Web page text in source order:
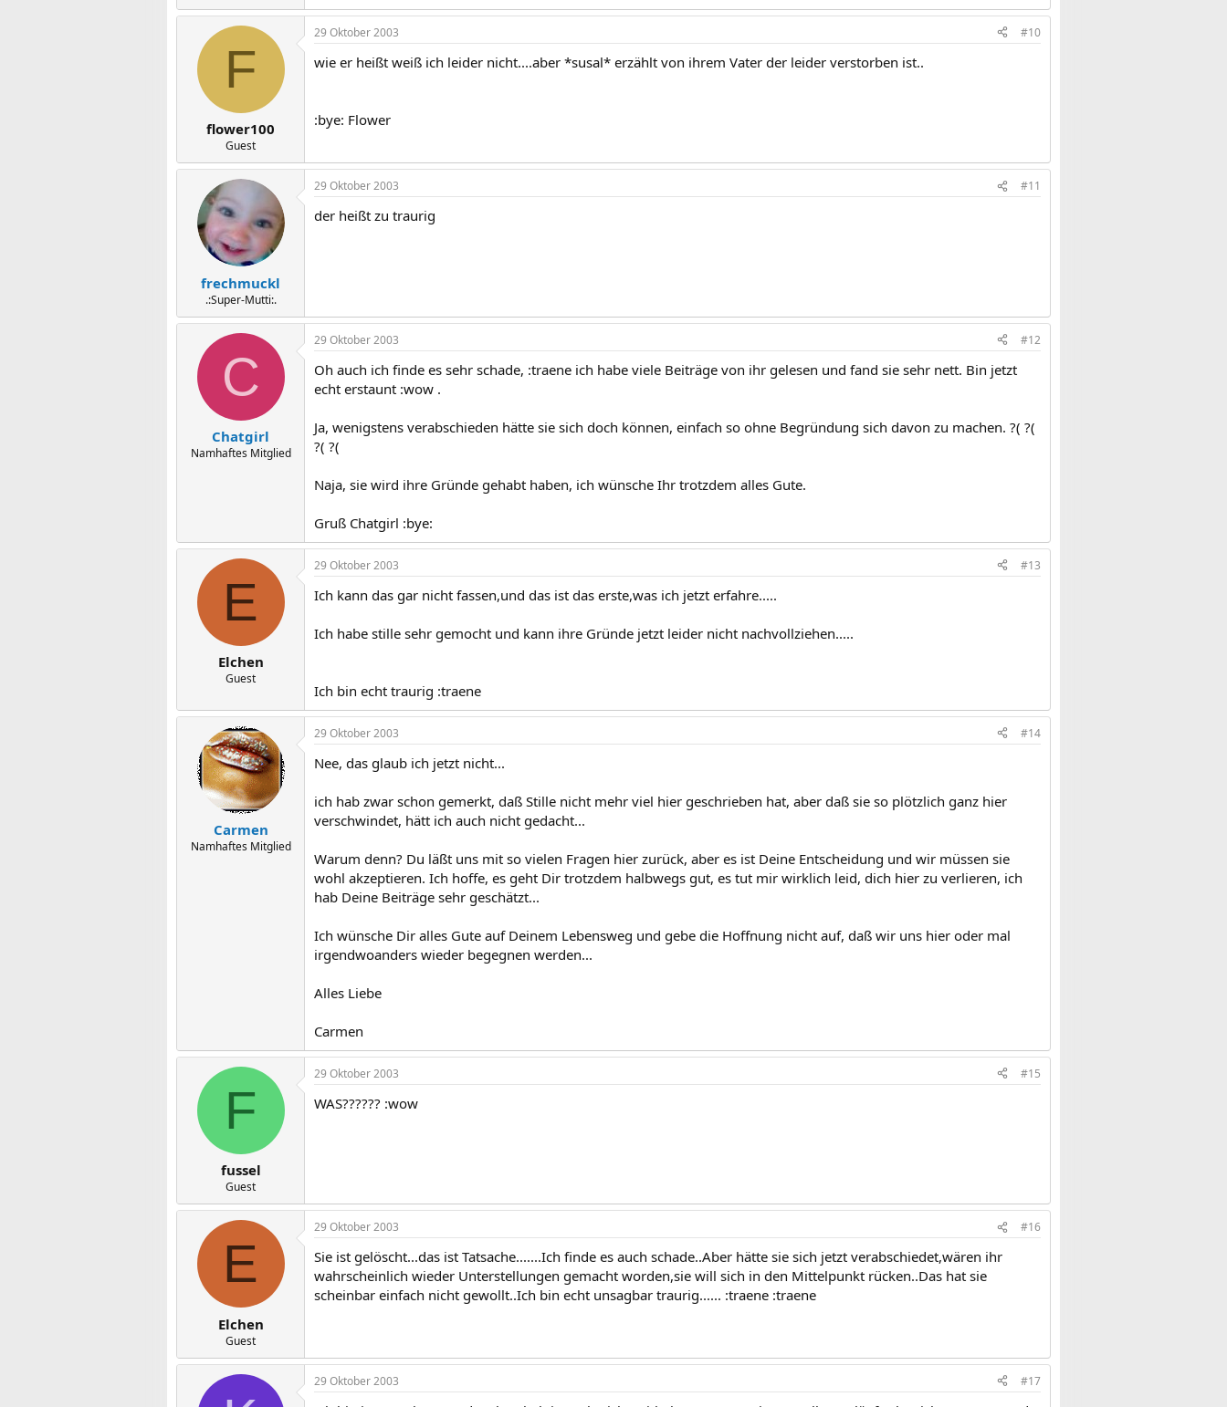
F
flower100
Guest
29 Oktober 2003 #10
wie er heißt weiß ich leider nicht....aber *susal* erzählt von ihrem Vater der leider verstorben ist..
:bye: Flower
frechmuckl
.:Super-Mutti:.
29 Oktober 2003 #11
der heißt zu traurig
C
Chatgirl
Namhaftes Mitglied
29 Oktober 2003 #12
Oh auch ich finde es sehr schade, :traene ich habe viele Beiträge von ihr gelesen und fand sie sehr nett. Bin jetzt
echt erstaunt :wow .
Ja, wenigstens verabschieden hätte sie sich doch können, einfach so ohne Begründung sich davon zu machen. ?( ?(
?( ?(
Naja, sie wird ihre Gründe gehabt haben, ich wünsche Ihr trotzdem alles Gute.
Gruß Chatgirl :bye:
E
Elchen
Guest
29 Oktober 2003 #13
Ich kann das gar nicht fassen,und das ist das erste,was ich jetzt erfahre.....
Ich habe stille sehr gemocht und kann ihre Gründe jetzt leider nicht nachvollziehen.....
Ich bin echt traurig :traene
Carmen
Namhaftes Mitglied
29 Oktober 2003 #14
Nee, das glaub ich jetzt nicht...
ich hab zwar schon gemerkt, daß Stille nicht mehr viel hier geschrieben hat, aber daß sie so plötzlich ganz hier
verschwindet, hätt ich auch nicht gedacht...
Warum denn? Du läßt uns mit so vielen Fragen hier zurück, aber es ist Deine Entscheidung und wir müssen sie
wohl akzeptieren. Ich hoffe, es geht Dir trotzdem halbwegs gut, es tut mir wirklich leid, dich hier zu verlieren, ich
hab Deine Beiträge sehr geschätzt...
Ich wünsche Dir alles Gute auf Deinem Lebensweg und gebe die Hoffnung nicht auf, daß wir uns hier oder mal
irgendwoanders wieder begegnen werden...
Alles Liebe
Carmen
F
fussel
Guest
29 Oktober 2003 #15
WAS?????? :wow
E
Elchen
Guest
29 Oktober 2003 #16
Sie ist gelöscht...das ist Tatsache.......Ich finde es auch schade..Aber hätte sie sich jetzt verabschiedet,wären ihr
wahrscheinlich wieder Unterstellungen gemacht worden,sie will sich in den Mittelpunkt rücken..Das hat sie
scheinbar einfach nicht gewollt..Ich bin echt unsagbar traurig...... :traene :traene
29 Oktober 2003 #17